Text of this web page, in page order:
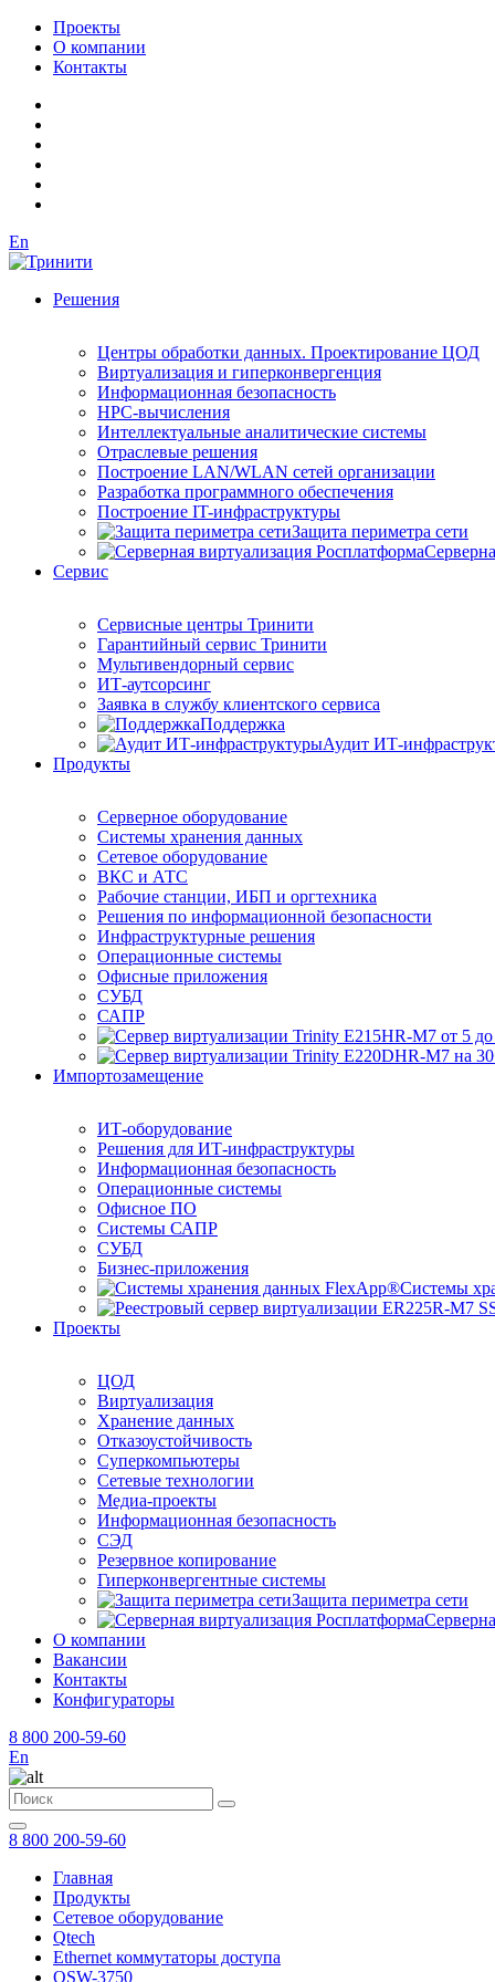
Проекты
О компании
Контакты
En
Решения
Центры обработки данных. Проектирование ЦОД
Виртуализация и гиперконвергенция
Информационная безопасность
HPC-вычисления
Интеллектуальные аналитические системы
Отраслевые решения
Построение LAN/WLAN сетей организации
Разработка программного обеспечения
Построение IT-инфраструктуры
Защита периметра сети
Сервис
Сервисные центры Тринити
Гарантийный сервис Тринити
Мультивендорный сервис
ИТ-аутсорсинг
Заявка в службу клиентского сервиса
Поддержка
Аудит ИТ-
Продукты
Серверное оборудование
Системы хранения данных
Сетевое оборудование
ВКС и АТС
Рабочие станции, ИБП и оргтехника
Решения по информационной безопасности
Инфраструктурные решения
Операционные системы
Офисные приложения
СУБД
САПР
Импортозамещение
ИТ-оборудование
Решения для ИТ-инфраструктуры
Информационная безопасность
Операционные системы
Офисное ПО
Системы САПР
СУБД
Бизнес-приложения
Системы
Проекты
ЦОД
Виртуализация
Хранение данных
Отказоустойчивость
Суперкомпьютеры
Сетевые технологии
Медиа-проекты
Информационная безопасность
СЭД
Резервное копирование
Гиперконвергентные системы
Защита периметра сети
О компании
Вакансии
Контакты
Конфигураторы
8 800 200-59-60
En
8 800 200-59-60
Главная
Продукты
Сетевое оборудование
Qtech
Ethernet коммутаторы доступа
QSW-3750